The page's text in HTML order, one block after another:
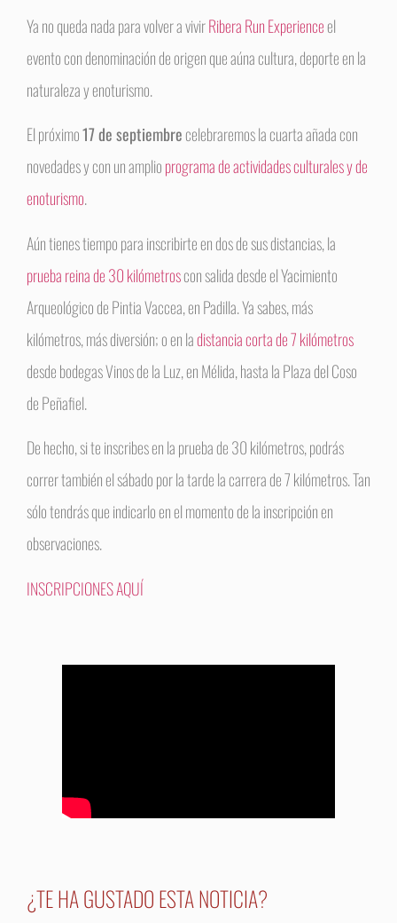
Ya no queda nada para volver a vivirRibera Run Experienceel
evento con denominación de origen que aúna cultura, deporte en la
naturaleza y enoturismo.
El próximo17 de septiembrecelebraremos la cuarta añada con
novedades y con un amplioprograma de actividades culturales y de
enoturismo.
Aún tienes tiempo para inscribirte en dos de sus distancias, la
prueba reina de 30 kilómetroscon salida desde el Yacimiento
Arqueológico de Pintia Vaccea, en Padilla. Ya sabes, más
kilómetros, más diversión; o en ladistancia corta de 7 kilómetros
desde bodegas Vinos de la Luz, en Mélida, hasta la Plaza del Coso
de Peñafiel.
De hecho, si te inscribes en la prueba de 30 kilómetros, podrás
correr también el sábado por la tarde la carrera de 7 kilómetros. Tan
sólo tendrás que indicarlo en el momento de la inscripción en
observaciones.
INSCRIPCIONES AQUÍ
¿TE HA GUSTADO ESTA NOTICIA?